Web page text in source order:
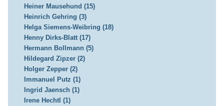
Heiner Mausehund (15)
Heinrich Gehring (3)
Helga Siemens-Weibring (18)
Henny Dirks-Blatt (17)
Hermann Bollmann (5)
Hildegard Zipzer (2)
Holger Zepper (2)
Immanuel Putz (1)
Ingrid Jaensch (1)
Irene Hechtl (1)